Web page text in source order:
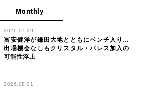
Monthly
2026.07.29
冨安健洋が鎌田大地とともにベンチ入り…
出場機会なしもクリスタル・パレス加入の
可能性浮上
2026.08.01